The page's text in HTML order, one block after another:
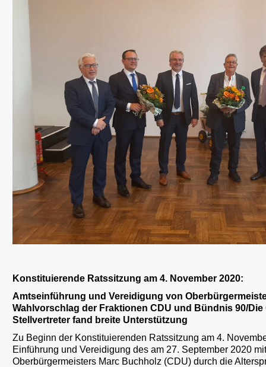
Konstituierende Ratssitzung am 4. November 2020:
Amtseinführung und Vereidigung von
Wahlvorschlag der Fraktionen CDU und Bündnis 90/Die
Stellvertreter fand breite Unterstützung
Zu Beginn der Konstituierenden Ratssitzung am 4.
Einführung und Vereidigung des am 27. September 2020
Oberbürgermeisters Marc Buchholz (CDU) durch die